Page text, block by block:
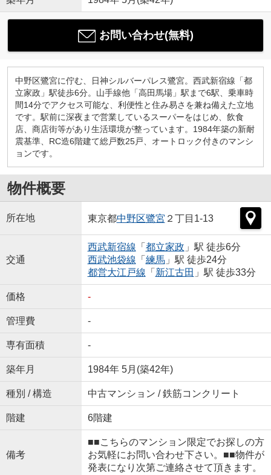
お問い合わせ(無料)
中野区鷺宮に佇む、日神シルバーパレス鷺宮。西武新宿線「都
立家政」駅徒歩6分。山手線他「高田馬場」駅まで6駅、乗車時
間14分でアクセス可能な、利便性と住み易さを兼ね備えた立地
です。駅前に深夜まで営業しているスーパーをはじめ、飲食
店、商店街等があり生活環境が整っています。1984年築の新耐
震基準、RC造6階建て総戸数25戸、オートロック付きのマンシ
ョンです。
物件概要
所在地 東京都中野区鷺宮 ２丁目1-13
交通
西武新宿線 「 都立家政 」駅 徒歩6分
西武池袋線 「 練馬」駅 徒歩24分
都営大江戸線 「 新江古田 」駅 徒歩33分
価格 -
管理費 -
専有面積 -
築年月 1984年 5月(築42年)
種別 / 構造 中古マンション / 鉄筋コンクリート
階建 6階建
備考
■■こちらのマンション限定でお探しの方
お気軽にお問い合わせ下さい。■■物件が
発表になり次第ご連絡させて頂きます。